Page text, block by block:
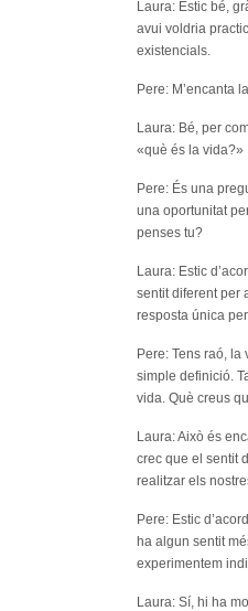
Laura: Estic bé,
avui voldria
existencials.
Pere: M’encanta
Laura: Bé, per
«què és la vida?»
Pere: És una
una oportunitat
penses tu?
Laura: Estic
sentit diferent per
resposta única
Pere: Tens raó,
simple definició.
vida. Què creus
Laura: Això és
crec que el sentit
realitzar els
Pere: Estic
ha algun sentit
experimentem
Laura: Sí, hi ha